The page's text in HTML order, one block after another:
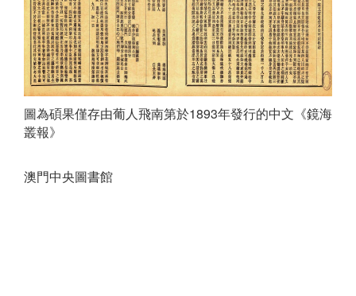
圖為碩果僅存由葡人飛南第於1893年發行的中文《鏡海
叢報》
澳門中央圖書館